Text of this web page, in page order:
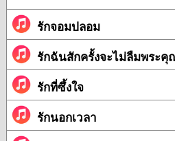
รักจอมปลอม
รักฉันสักครั้งจะไม่ลืมพระคุ
รักที่ซึ้งใจ
รักนอกเวลา